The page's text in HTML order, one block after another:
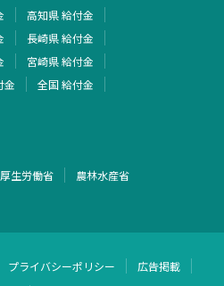
高知県 給付金
長崎県 給付金
宮崎県 給付金
金
全国 給付金
厚生労働省 農林水産省
プライバシーポリシー
広告掲載